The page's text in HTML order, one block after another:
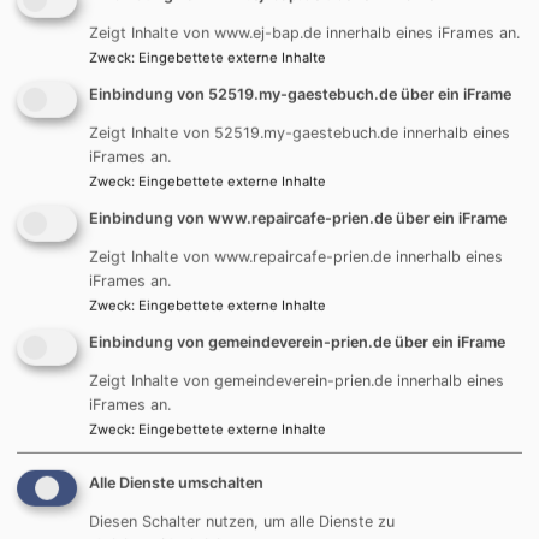
Spendenbutton
Jetzt Spenden
Evangelische-Termine Minikalender
August
Zeigt Inhalte von www.ej-bap.de innerhalb eines iFrames an.
Zweck: Eingebettete externe Inhalte
Einbindung von 52519.my-gaestebuch.de über ein iFrame
Zeigt Inhalte von 52519.my-gaestebuch.de innerhalb eines
iFrames an.
Zweck: Eingebettete externe Inhalte
Einbindung von www.repaircafe-prien.de über ein iFrame
Zeigt Inhalte von www.repaircafe-prien.de innerhalb eines
iFrames an.
Zweck: Eingebettete externe Inhalte
Einbindung von gemeindeverein-prien.de über ein iFrame
Zeigt Inhalte von gemeindeverein-prien.de innerhalb eines
iFrames an.
Zweck: Eingebettete externe Inhalte
Alle Dienste umschalten
Diesen Schalter nutzen, um alle Dienste zu